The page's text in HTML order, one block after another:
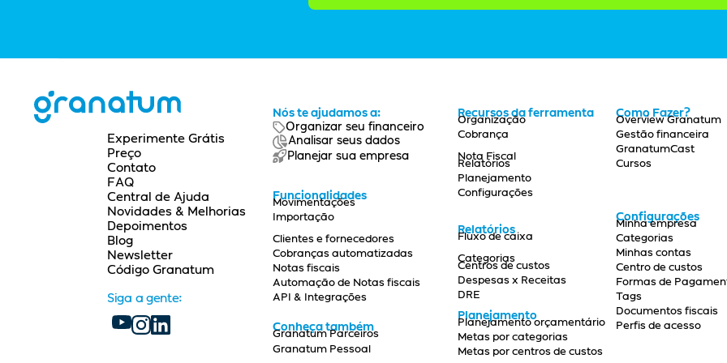
Experimente Grátis
Preço
Contato
FAQ
Central de Ajuda
Novidades & Melhorias
Depoimentos
Blog
Newsletter
Código Granatum
Siga a gente:
Nós te ajudamos a:
Organizar seu financeiro
Analisar seus dados
Planejar sua empresa
Funcionalidades
Movimentações
Importação
Clientes e fornecedores
Cobranças automatizadas
Notas fiscais
Automação de Notas fiscais
API & Integrações
Conheça também
Granatum Parceiros
Granatum Pessoal
Recursos da ferramenta
Organização
Cobrança
Nota Fiscal
Relatórios
Planejamento
Configurações
Relatórios
Fluxo de caixa
Categorias
Centros de custos
Despesas x Receitas
DRE
Planejamento
Planejamento orçamentário
Metas por categorias
Metas por centros de custos
Como Fazer?
Overview Granatum
Gestão financeira
GranatumCast
Cursos
Configurações
Minha empresa
Categorias
Minhas contas
Centro de custos
Formas de
Tags
Documentos fiscais
Perfis de acesso